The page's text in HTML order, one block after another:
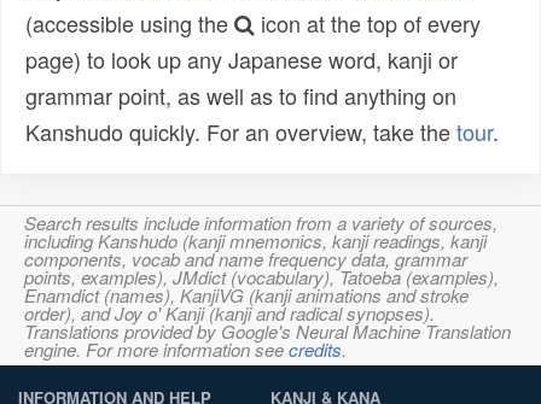
(accessible using the
icon at the top of every
page) to look up any Japanese word, kanji or
grammar point, as well as to find anything on
Kanshudo quickly. For an overview, take thetour.
Search results include information from a variety of sources,
including Kanshudo (kanji mnemonics, kanji readings, kanji
components, vocab and name frequency data, grammar
points, examples), JMdict (vocabulary), Tatoeba (examples),
Enamdict (names), KanjiVG (kanji animations and stroke
order), and Joy o' Kanji (kanji and radical synopses).
Translations provided by Google's Neural Machine Translation
engine. For more information seecredits.
INFORMATION AND HELP KANJI & KANA